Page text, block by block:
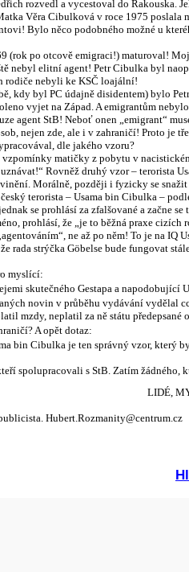
rozvedl a vycestoval do Rakouska.
Věra Cibulková v roce 1975
Bylo něco podobného možné u
(rok po otcově emigraci!) maturoval!
nebyl elitní agent! Petr Cibulka byl
rodiče nebyli ke KSČ loajální!
kdy byl PC údajně disidentem) bylo
vyjet na Západ. A emigrantům
agent StB! Neboť onen „emigrant“
nejen zde, ale i v zahraničí! Proto je
dle jakého vzoru?
matičky z pobytu v
Rovněž druhý vzor – terorista
Morálně, později i fyzicky se
terorista – Usama bin Cibulka –
se prohlásí za zfalšované a začne
prohlásí, že „je to běžná praxe
ne až po něm! To je na
rada strýčka Göbelse bude fungovat
myslící:
skutečného Gestapa a napodobující
novin v průběhu vydávání vydělal
mzdy, neplatil za ně státu předepsané
A opět dotaz:
bin Cibulka je ten správný vzor,
spolupracovali s StB. Zatím žádného,
LIDÉ,
Hubert.Rozmanity@centrum.cz